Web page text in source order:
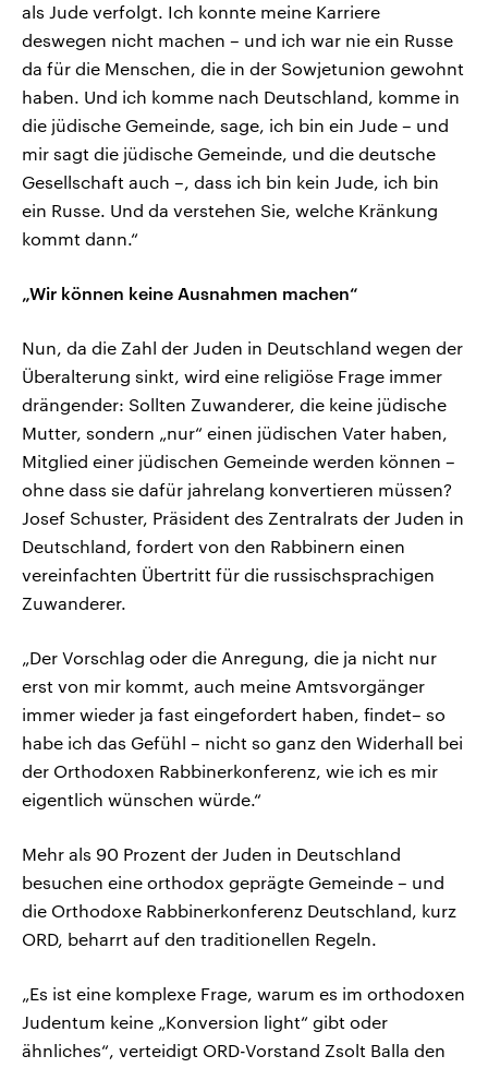
als Jude verfolgt. Ich konnte meine Karriere
deswegen nicht machen – und ich war nie ein Russe
da für die Menschen, die in der Sowjetunion gewohnt
haben. Und ich komme nach Deutschland, komme in
die jüdische Gemeinde, sage, ich bin ein Jude – und
mir sagt die jüdische Gemeinde, und die deutsche
Gesellschaft auch –, dass ich bin kein Jude, ich bin
ein Russe. Und da verstehen Sie, welche Kränkung
kommt dann.“
„Wir können keine Ausnahmen machen“
Nun, da die Zahl der Juden in Deutschland wegen der
Überalterung sinkt, wird eine religiöse Frage immer
drängender: Sollten Zuwanderer, die keine jüdische
Mutter, sondern „nur“ einen jüdischen Vater haben,
Mitglied einer jüdischen Gemeinde werden können –
ohne dass sie dafür jahrelang konvertieren müssen?
Josef Schuster, Präsident des Zentralrats der Juden in
Deutschland, fordert von den Rabbinern einen
vereinfachten Übertritt für die russischsprachigen
Zuwanderer.
„Der Vorschlag oder die Anregung, die ja nicht nur
erst von mir kommt, auch meine Amtsvorgänger
immer wieder ja fast eingefordert haben, findet– so
habe ich das Gefühl – nicht so ganz den Widerhall bei
der Orthodoxen Rabbinerkonferenz, wie ich es mir
eigentlich wünschen würde.“
Mehr als 90 Prozent der Juden in Deutschland
besuchen eine orthodox geprägte Gemeinde – und
die Orthodoxe Rabbinerkonferenz Deutschland, kurz
ORD, beharrt auf den traditionellen Regeln.
„Es ist eine komplexe Frage, warum es im orthodoxen
Judentum keine „Konversion light“ gibt oder
ähnliches“, verteidigt ORD-Vorstand Zsolt Balla den